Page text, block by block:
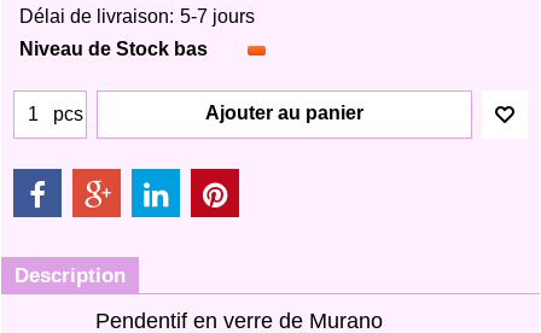
Délai de livraison: 5-7 jours
Niveau de Stock bas
pcs Ajouter au panier
Description
Pendentif en verre de Murano